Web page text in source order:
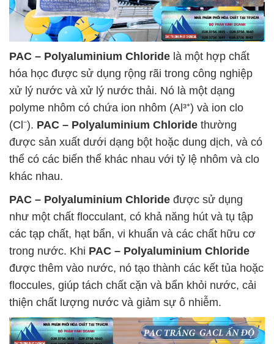
PAC – Polyaluminium Chloride là một hợp chất
hóa học được sử dụng rộng rãi trong công nghiệp
xử lý nước và xử lý nước thải. Nó là một dạng
polyme nhôm có chứa ion nhôm (Al³⁺) và ion clo
(Cl⁻). PAC – Polyaluminium Chloride thường
được sản xuất dưới dạng bột hoặc dung dịch, và có
thể có các biến thể khác nhau với tỷ lệ nhôm và clo
khác nhau.
PAC – Polyaluminium Chloride được sử dụng
như một chất flocculant, có khả năng hút và tụ tập
các tạp chất, hạt bẩn, vi khuẩn và các chất hữu cơ
trong nước. Khi PAC – Polyaluminium Chloride
được thêm vào nước, nó tạo thành các kết tủa hoặc
floccules, giúp tách chất cặn và bẩn khỏi nước, cải
thiện chất lượng nước và giảm sự ô nhiễm.